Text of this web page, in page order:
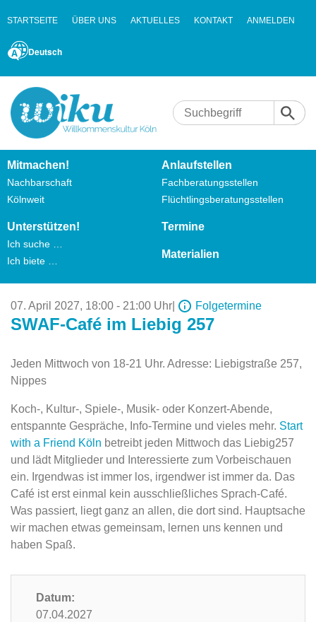
STARTSEITE ÜBER UNS AKTUELLES KONTAKT ANMELDEN
Deutsch
Mitmachen!
Nachbarschaft
Kölnweit
Anlaufstellen
Fachberatungsstellen
Flüchtlingsberatungsstellen
Unterstützen!
Ich suche …
Ich biete …
Termine
Materialien
07. April 2027, 18:00 - 21:00 Uhr Folgetermine
SWAF-Café im Liebig 257
Jeden Mittwoch von 18-21 Uhr. Adresse: Liebigstraße 257,
Nippes
Koch-, Kultur-, Spiele-, Musik- oder Konzert-Abende,
entspannte Gespräche, Info-Termine und vieles mehr. Start
with a Friend Köln betreibt jeden Mittwoch das Liebig257
und lädt Mitglieder und Interessierte zum Vorbeischauen
ein. Irgendwas ist immer los, irgendwer ist immer da. Das
Café ist erst einmal kein ausschließliches Sprach-Café.
Was passiert, liegt ganz an allen, die dort sind. Hauptsache
wir machen etwas gemeinsam, lernen uns kennen und
haben Spaß.
Datum:
07.04.2027